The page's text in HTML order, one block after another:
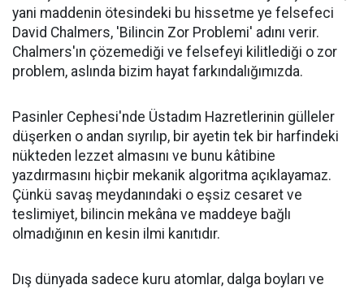
yani maddenin ötesindeki bu hissetme ye felsefeci
David Chalmers, 'Bilincin Zor Problemi' adını verir.
Chalmers'ın çözemediği ve felsefeyi kilitlediği o zor
problem, aslında bizim hayat farkındalığımızda.
​Pasinler Cephesi'nde Üstadım Hazretlerinin gülleler
düşerken o andan sıyrılıp, bir ayetin tek bir harfindeki
nükteden lezzet almasını ve bunu kâtibine
yazdırmasını hiçbir mekanik algoritma açıklayamaz.
Çünkü savaş meydanındaki o eşsiz cesaret ve
teslimiyet, bilincin mekâna ve maddeye bağlı
olmadığının en kesin ilmi kanıtıdır.
​Dış dünyada sadece kuru atomlar, dalga boyları ve